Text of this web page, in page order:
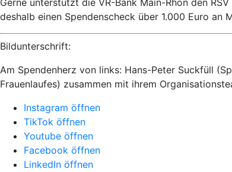
Gerne unterstützt die VR-Bank Main-Rhön den
deshalb einen Spendenscheck über 1.000 Euro an
Bildunterschrift:
Am Spendenherz von links: Hans-Peter Suckfüll
Frauenlaufes) zusammen mit ihrem
Instagram öffnen
TikTok öffnen
Youtube öffnen
Facebook öffnen
LinkedIn öffnen